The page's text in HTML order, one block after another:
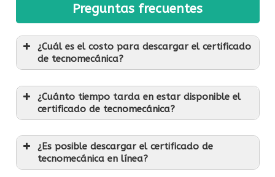
Preguntas frecuentes
¿Cuál es el costo para descargar el certificado
de tecnomecánica?
¿Cuánto tiempo tarda en estar disponible el
certificado de tecnomecánica?
¿Es posible descargar el certificado de
tecnomecánica en línea?